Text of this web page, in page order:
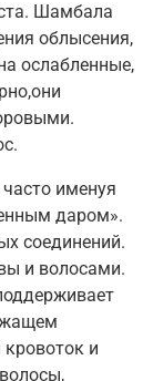
Шамбала
облысения,
ослабленные,
именуя
даром».
соединений.
и волосами.
и